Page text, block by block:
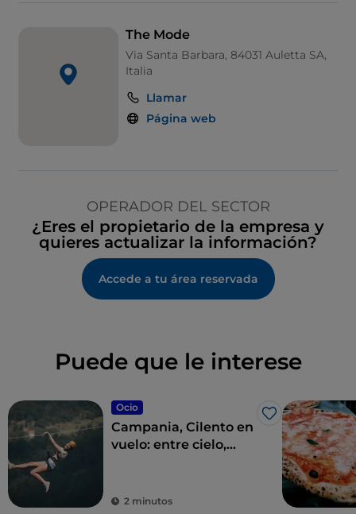
The Mode
Via Santa Barbara, 84031 Auletta SA,
Italia
Llamar
Página web
OPERADOR DEL SECTOR
¿Eres el propietario de la empresa y
quieres actualizar la información?
Accede a tu área reservada
Puede que le interese
Ocio
Me gusta
Campania, Cilento en
vuelo: entre cielo,
2 minutos